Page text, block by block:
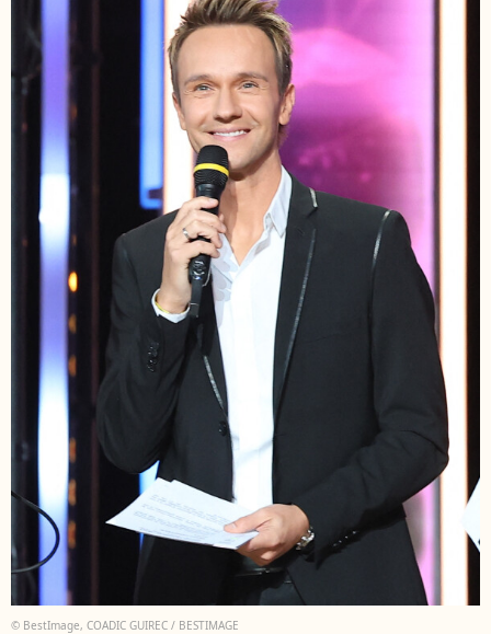
© BestImage, COADIC GUIREC / BESTIMAGE